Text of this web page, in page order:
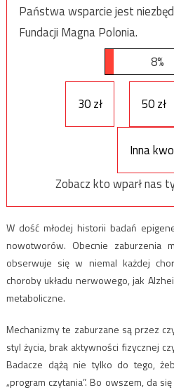
Państwa wsparcie jest
Fundacji Magna Polonia.
8%
30 zł 50 zł
Inna
Zobacz kto wparł nas
W dość młodej historii badań
nowotworów. Obecnie zaburzenia
obserwuje się w niemal każdej
choroby układu nerwowego, jak
metaboliczne.
Mechanizmy te zaburzane są przez
styl życia, brak aktywności fizycznej
Badacze dążą nie tylko do tego,
„program czytania”. Bo owszem, da